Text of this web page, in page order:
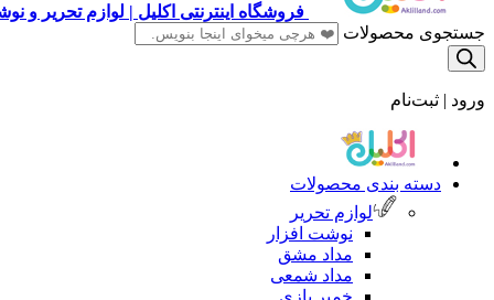
فروشگاه اینترنتی اکلیل | لوازم تحریر و
جستجوی محصولات
ورود | ثبت‌نام
دسته بندی محصولات
لوازم تحریر
نوشت افزار
مداد مشق
مداد شمعی
خمیر بازی